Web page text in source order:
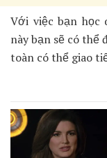
Với việc bạn học
này bạn sẽ có thể
toàn có thể giao